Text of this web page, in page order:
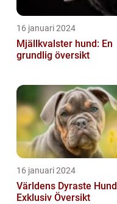
16 januari 2024
Mjällkvalster hund: En
grundlig översikt
16 januari 2024
Världens Dyraste Hund En
Exklusiv Översikt